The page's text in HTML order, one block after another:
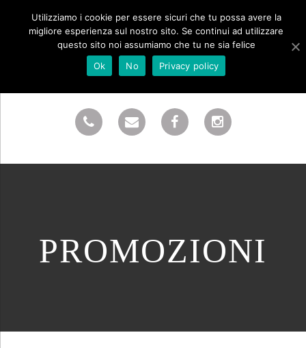
PROMOZIONI
Utilizziamo i cookie per essere sicuri che tu possa avere la
migliore esperienza sul nostro sito. Se continui ad utilizzare
questo sito noi assumiamo che tu ne sia felice
Ok
No Privacy policy